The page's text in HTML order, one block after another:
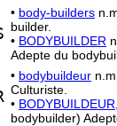
• body-builders
builder.
• BODYBUILDER
Adepte du
• bodybuildeur
Culturiste.
• BODYBUILDEUR,
bodybuilder)